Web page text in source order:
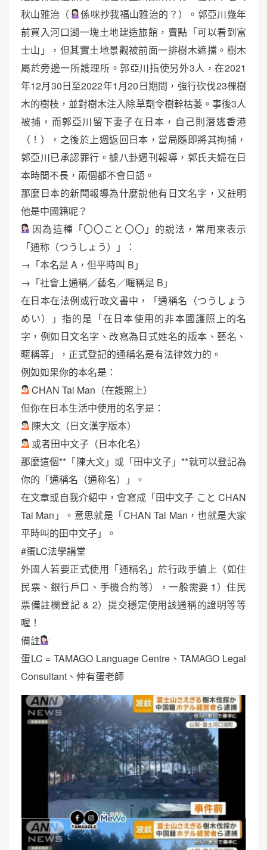
秋山雅治（
係咪抄我福山雅治的？）。郭亞川幾年
前買入河口湖一塊土地建造旅館，賣點「可以看到富
士山」，但其實土地景觀被前面一排樹木遮擋。樹木
屬於旁邊一所護理所。郭亞川指使另外3人，在2021
年12月30日至2022年1月20日期間，強行砍伐23棵樹
木的樹枝，並對樹木注入除草劑令樹幹枯萎。事後3人
被捕，而郭亞川留下妻子在日本，自己則潛逃香港
（！），之後於上週返回日本，當局隨即將其拘捕，
郭亞川已承認罪行。據八卦週刊報導，郭氏夫婦在日
本時間不長，兩個都不會日語。
那麼日本的新聞報導為什麼說他有日文名字，又註明
他是中國籍呢？
因為這種「〇〇こと〇〇」的說法，常用來表示
「通称（つうしょう）」：
→「本名是 A，但平時叫 B」
→「社會上通稱／藝名／暱稱是 B」
在日本在法例或行政文書中，「通稱名（つうしょう
めい）」指的是「在日本使用的非本國護照上的名
字，例如日文名字、改寫為日式姓名的版本、藝名、
暱稱等」，正式登記的通稱名是有法律效力的。
例如如果你的本名是：
CHAN Tai Man（在護照上）
但你在日本生活中使用的名字是：
陳大文（日文漢字版本）
或者田中文子（日本化名）
那麼這個**「陳大文」或「田中文子」**就可以登記為
你的「通稱名（通称名）」。
在文章或自我介紹中，會寫成「田中文子 こと CHAN
Tai Man」。意思就是「CHAN Tai Man，也就是大家
平時叫的田中文子」。
#蛋LC法學講堂
外國人若要正式使用「通稱名」於行政手續上（如住
民票、銀行戶口、手機合約等），一般需要 1）住民
票備註欄登記 & 2）提交穩定使用該通稱的證明等等
喔！
備註
蛋LC = TAMAGO Language Centre、TAMAGO Legal
Consultant、仲有蛋老師